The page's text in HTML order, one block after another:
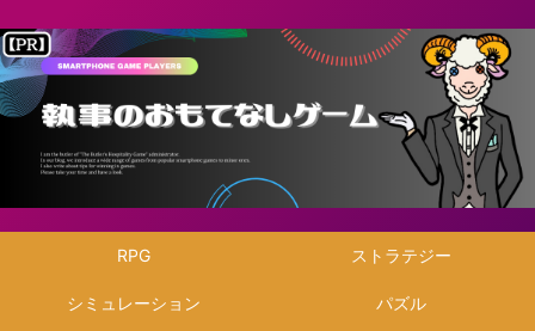
RPG ストラテジー
シミュレーション パズル